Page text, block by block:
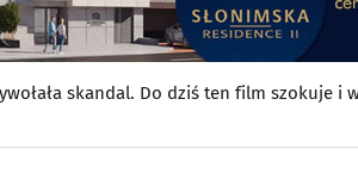
skandal. Do dziś ten film szokuje i